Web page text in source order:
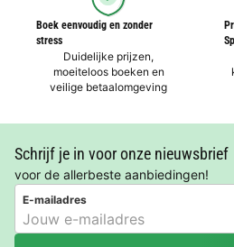
Boek eenvoudig en zonder
stress
Duidelijke prijzen,
moeiteloos boeken en
veilige betaalomgeving
Schrijf je in voor onze nieuwsbrief
voor de allerbeste aanbiedingen!
E-mailadres